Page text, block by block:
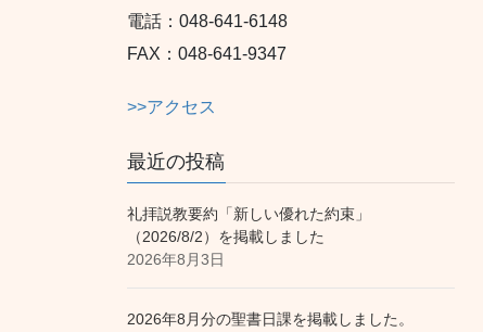
電話：048-641-6148
FAX：048-641-9347
>>アクセス
最近の投稿
礼拝説教要約「新しい優れた約束」
（2026/8/2）を掲載しました
2026年8月3日
2026年8月分の聖書日課を掲載しました。